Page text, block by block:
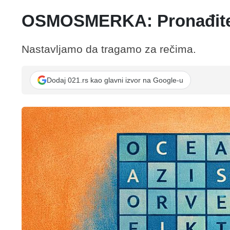
OSMOSMERKA:
Nastavljamo da tragamo za rečima.
Dodaj 021.rs kao glavni izvor na Google-u